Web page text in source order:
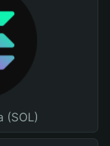
(SOL)